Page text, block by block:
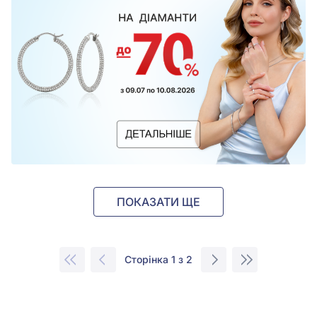
ПОКАЗАТИ ЩЕ
Сторінка 1 з 2